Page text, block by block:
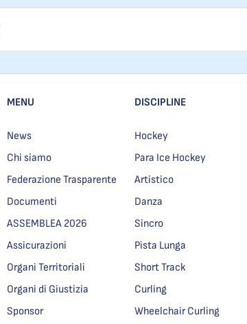
MENU
News
Chi siamo
Federazione Trasparente
Documenti
ASSEMBLEA 2026
Assicurazioni
Organi Territoriali
Organi di Giustizia
Sponsor
DISCIPLINE
Hockey
Para Ice Hockey
Artistico
Danza
Sincro
Pista Lunga
Short Track
Curling
Wheelchair Curling